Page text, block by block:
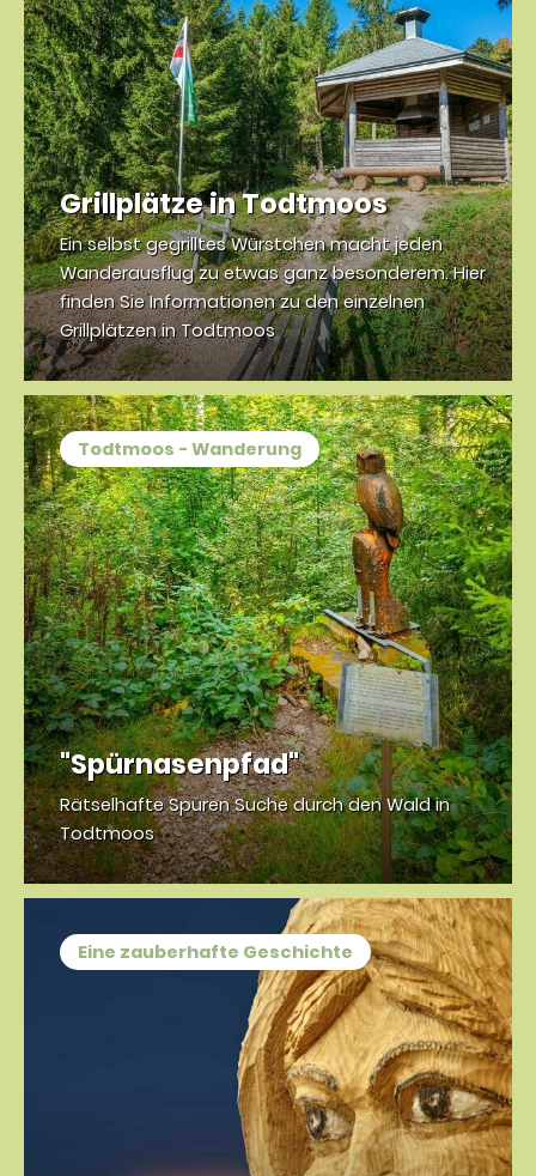
Grillplätze in Todtmoos
Ein selbst gegrilltes Würstchen macht jeden
Wanderausflug zu etwas ganz besonderem. Hier
finden Sie Informationen zu den einzelnen
Grillplätzen in Todtmoos
Todtmoos - Wanderung
"Spürnasenpfad"
Rätselhafte Spuren Suche durch den Wald in
Todtmoos
Eine zauberhafte Geschichte